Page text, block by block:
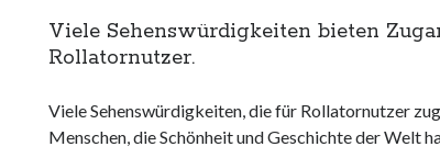
Viele Sehenswürdigkeiten bieten
Rollatornutzer.
Viele Sehenswürdigkeiten, die für Rollatornutzer
Menschen, die Schönheit und Geschichte der Welt